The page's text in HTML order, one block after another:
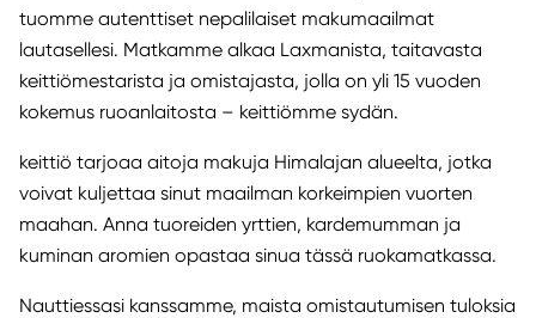
tuomme autenttiset nepalilaiset makumaailmat
lautasellesi. Matkamme alkaa Laxmanista, taitavasta
keittiömestarista ja omistajasta, jolla on yli 15 vuoden
kokemus ruoanlaitosta – keittiömme sydän.
keittiö tarjoaa aitoja makuja Himalajan alueelta, jotka
voivat kuljettaa sinut maailman korkeimpien vuorten
maahan. Anna tuoreiden yrttien, kardemumman ja
kuminan aromien opastaa sinua tässä ruokamatkassa.
Nauttiessasi kanssamme, maista omistautumisen tuloksia